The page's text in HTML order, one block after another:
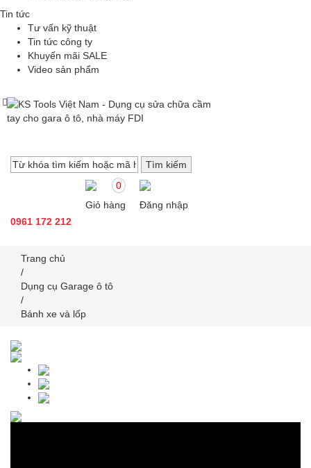
Tin tức
Tư vấn kỹ thuật
Tin tức công ty
Khuyến mãi SALE
Video sản phẩm
0961 172 212
0
Giỏ hàng
Đăng nhập
Trang chủ
/
Dụng cụ Garage ô tô
/
Bánh xe và lốp